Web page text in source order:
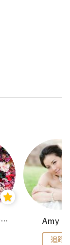
BeautySearch Amy
追蹤